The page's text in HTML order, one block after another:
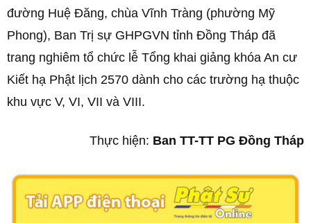
đường Huệ Đăng, chùa Vĩnh Tràng (phường Mỹ
Phong), Ban Trị sự GHPGVN tỉnh Đồng Tháp đã
trang nghiêm tổ chức lễ Tổng khai giảng khóa An cư
Kiết hạ Phật lịch 2570 dành cho các trường hạ thuộc
khu vực V, VI, VII và VIII.
Thực hiện: Ban TT-TT PG Đồng Tháp